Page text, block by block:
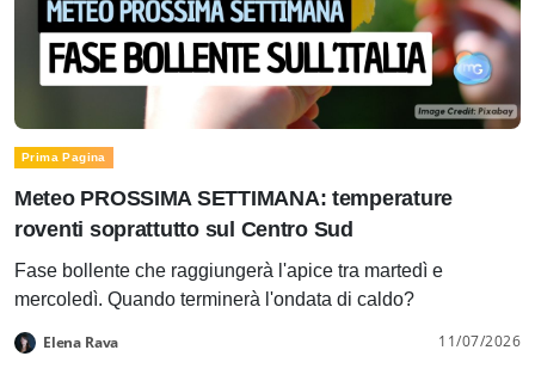
Prima Pagina
Meteo PROSSIMA SETTIMANA: temperature
roventi soprattutto sul Centro Sud
Fase bollente che raggiungerà l'apice tra martedì e
mercoledì. Quando terminerà l'ondata di caldo?
Elena Rava 11/07/2026